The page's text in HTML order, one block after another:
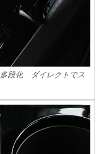
多段化 ダイレクトでス